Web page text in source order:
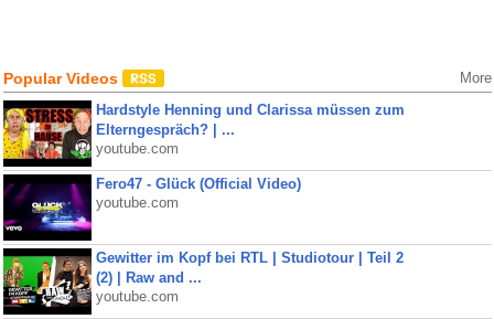
Popular Videos More
Hardstyle Henning und Clarissa müssen zum
Elterngespräch? | ...
youtube.com
Fero47 - Glück (Official Video)
youtube.com
Gewitter im Kopf bei RTL | Studiotour | Teil 2
(2) | Raw and ...
youtube.com